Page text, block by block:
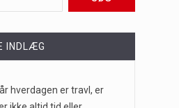
INDLÆG
hverdagen er travl, er